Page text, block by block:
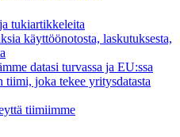
tukiartikkeleita
käyttöönotosta, laskutuksesta,
datasi turvassa ja EU:ssa
tiimi, joka tekee yritysdatasta
tiimiimme